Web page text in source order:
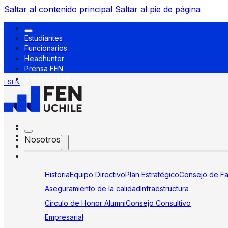
Saltar al contenido principal Saltar al pie de página
Estudiantes
Funcionarios
Headhunter
Prensa FEN
ESEN
Nosotros
HistoriaEquipo DirectivoPlan EstratégicoConsejo de
Aseguramiento de la calidadInfraestructura
Círculo de Honor AlumniConsejo Consultivo
Empresarial